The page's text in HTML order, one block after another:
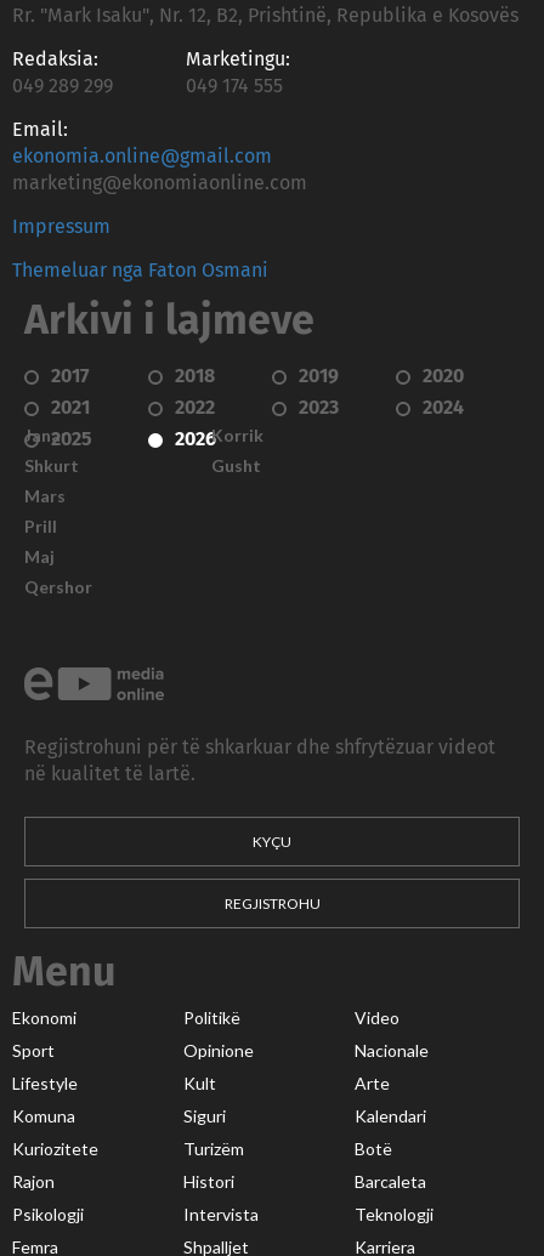
Rr. "Mark Isaku", Nr. 12, B2, Prishtinë, Republika e Kosovës
Redaksia:
049 289 299
Marketingu:
049 174 555
Email:
ekonomia.online@gmail.com
marketing@ekonomiaonline.com
Impressum
Themeluar nga Faton Osmani
Arkivi i lajmeve
2017 2018 2019
2020
2021
2022 2023
2024
2025
2026
Janar
Shkurt
Mars
Prill
Maj
Qershor
Korrik
Gusht
Regjistrohuni për të shkarkuar dhe shfrytëzuar videot
në kualitet të lartë.
KYÇU
REGJISTROHU
Menu
Ekonomi Politikë
Video
Sport
Opinione
Nacionale
Lifestyle
Kult
Arte
Komuna
Siguri
Kalendari
Kuriozitete
Turizëm
Botë
Rajon
Histori
Barcaleta
Psikologji
Intervista
Teknologji
Femra
Shpalljet Karriera